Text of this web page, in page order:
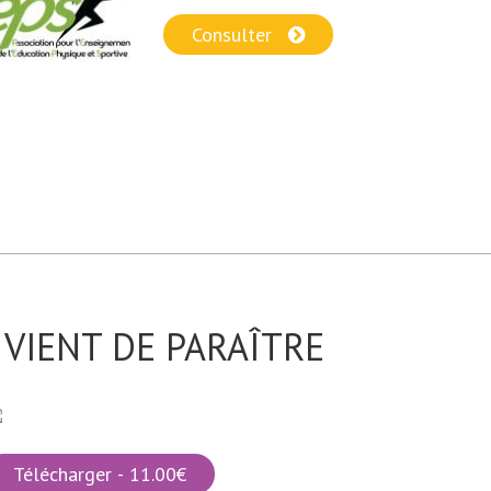
Consulter
VIENT DE PARAÎTRE
Télécharger - 11.00€